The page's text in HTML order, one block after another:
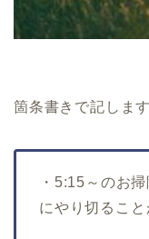
箇条書きで記します
・5:15～のお
にやり切ること